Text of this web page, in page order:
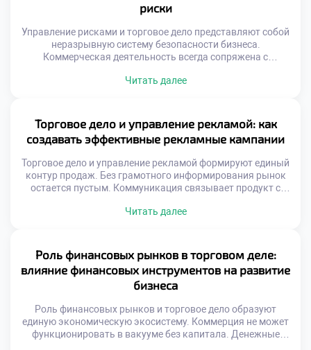
риски
Управление рисками и торговое дело представляют собой
неразрывную систему безопасности бизнеса.
Коммерческая деятельность всегда сопряжена с
угроз ведет к неизбежным потерям капитала.
предприятия надежно. Риски делятся на финансовые
рыночные и операционные. Каждый тип требует
уникальных методов нейтрализации. Безопасность
торговли строится на […]
Читать далее
Торговое дело и управление рекламой: как
создавать эффективные рекламные кампании
Торговое дело и управление рекламой формируют единый
контур продаж. Без грамотного информирования рынок
остается пустым. Коммуникация связывает продукт с
стратегического распределения ресурсов. Хаотичные
показателями. Творчество подчиняется коммерческим
целям бизнеса. Эмоциональный резонанс усиливает
рациональные аргументы. Целостность образа важнее
отдельных креативов. Успех приходит […]
Читать далее
Роль финансовых рынков в торговом деле:
влияние финансовых инструментов на развитие
бизнеса
Роль финансовых рынков и торговое дело образуют
единую экономическую экосистему. Коммерция не может
функционировать в вакууме без капитала. Денежные